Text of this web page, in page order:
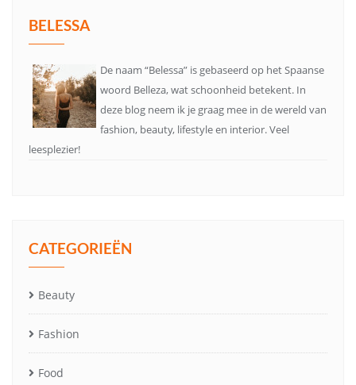
BELESSA
De naam “Belessa” is gebaseerd op het Spaanse
woord Belleza, wat schoonheid betekent. In
deze blog neem ik je graag mee in de wereld van
fashion, beauty, lifestyle en interior. Veel
leesplezier!
CATEGORIEËN
Beauty
Fashion
Food